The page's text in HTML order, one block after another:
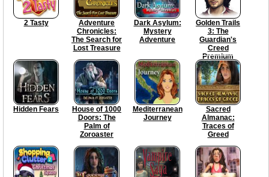
2 Tasty
Adventure
Chronicles:
The Search for
Lost Treasure
Dark Asylum:
Mystery
Adventure
Golden Trails
3: The
Guardian's
Creed
Premium
Edition
Hidden Fears
House of 1000
Doors: The
Palm of
Zoroaster
Mediterranean
Journey
Sacred
Almanac:
Traces of
Greed